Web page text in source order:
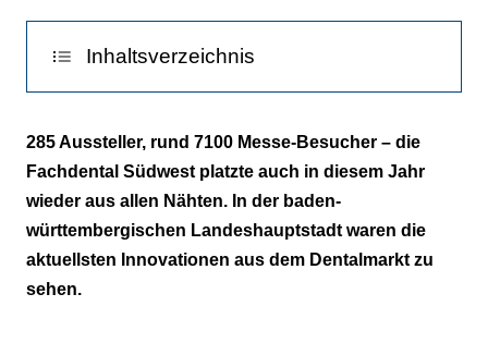
Inhaltsverzeichnis
Fachdental Südwest Award
Neue Internetseite bei Ultradent
285 Aussteller, rund 7100 Messe-Besucher – die
Fachdental Südwest platzte auch in diesem Jahr
wieder aus allen Nähten. In der baden-
württembergischen Landeshauptstadt waren die
aktuellsten Innovationen aus dem Dentalmarkt zu
sehen.